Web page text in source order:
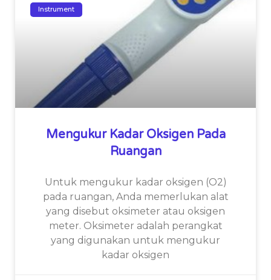
Instrument
Mengukur Kadar Oksigen Pada
Ruangan
Untuk mengukur kadar oksigen (O2)
pada ruangan, Anda memerlukan alat
yang disebut oksimeter atau oksigen
meter. Oksimeter adalah perangkat
yang digunakan untuk mengukur
kadar oksigen